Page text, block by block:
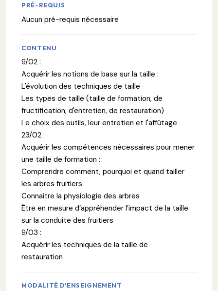
PRÉ-REQUIS
Aucun pré-requis nécessaire
CONTENU
9/02 :
Acquérir les notions de base sur la taille :
L'évolution des techniques de taille
Les types de taille (taille de formation, de
fructification, d'entretien, de restauration)
Le choix des outils, leur entretien et l'affûtage
23/02 :
Acquérir les compétences nécessaires pour mener
une taille de formation :
Comprendre comment, pourquoi et quand tailler
les arbres fruitiers
Connaitre la physiologie des arbres
Être en mesure d’appréhender l’impact de la taille
sur la conduite des fruitiers
9/03 :
Acquérir les techniques de la taille de
restauration
MODALITÉ D'ENSEIGNEMENT